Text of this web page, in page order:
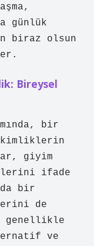
günlük
biraz olsun
Bireysel
bir
kimliklerin
giyim
ifade
bir
de
genellikle
ve